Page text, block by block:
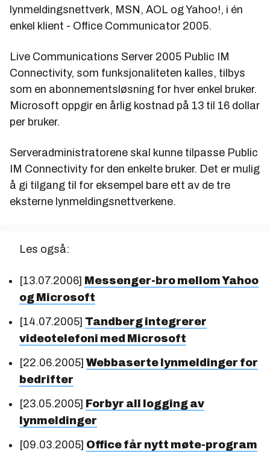
lynmeldingsnettverk, MSN, AOL og Yahoo!, i én
enkel klient - Office Communicator 2005.
Live Communications Server 2005 Public IM
Connectivity, som funksjonaliteten kalles, tilbys
som en abonnementsløsning for hver enkel bruker.
Microsoft oppgir en årlig kostnad på 13 til 16 dollar
per bruker.
Serveradministratorene skal kunne tilpasse Public
IM Connectivity for den enkelte bruker. Det er mulig
å gi tilgang til for eksempel bare ett av de tre
eksterne lynmeldingsnettverkene.
Les også:
[13.07.2006] Messenger-bro mellom Yahoo
og Microsoft
[14.07.2005] Tandberg integrerer
videotelefoni med Microsoft
[22.06.2005] Webbaserte lynmeldinger for
bedrifter
[23.05.2005] Forbyr all logging av
lynmeldinger
[09.03.2005] Office får nytt møte-program